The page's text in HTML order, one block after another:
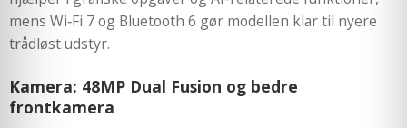
mens Wi‑Fi 7 og Bluetooth 6 gør modellen klar til nyere
trådløst udstyr.
Kamera: 48MP Dual Fusion og bedre
frontkamera